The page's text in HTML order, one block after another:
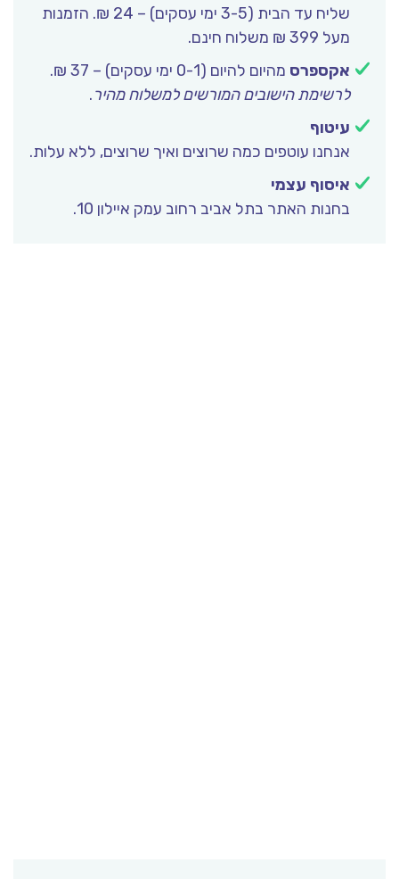
שליח עד הבית (3-5 ימי עסקים) – 24 ₪. הזמנות
מעל 399 ₪ משלוח חינם.
אקספרס מהיום להיום (0-1 ימי עסקים) – 37 ₪.
לרשימת הישובים המורשים למשלוח מהיר.
עיטוף
אנחנו עוטפים כמה שרוצים ואיך שרוצים, ללא עלות.
איסוף עצמי
בחנות האתר בתל אביב רחוב עמק איילון 10.